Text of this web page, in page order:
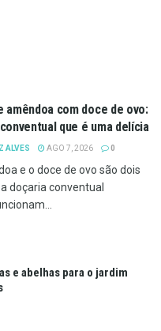
amêndoa com doce de ovo:
que é uma delícia
ALVES AGO 7, 2026 0
e o doce de ovo são dois
doçaria conventual
e abelhas para o jardim